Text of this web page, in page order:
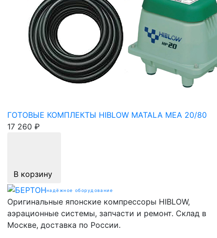
ГОТОВЫЕ КОМПЛЕКТЫ HIBLOW MATALA MEA 20/80
17 260 ₽
В корзину
надёжное оборудование
Оригинальные японские компрессоры HIBLOW,
аэрационные системы, запчасти и ремонт. Склад в
Москве, доставка по России.